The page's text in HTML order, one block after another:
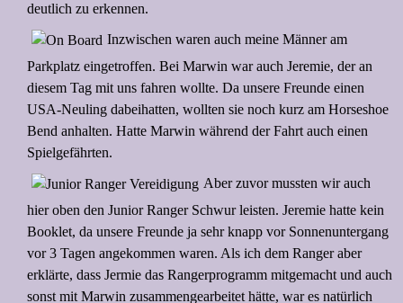
deutlich zu erkennen.
Inzwischen waren auch meine Männer am
Parkplatz eingetroffen. Bei Marwin war auch Jeremie, der an
diesem Tag mit uns fahren wollte. Da unsere Freunde einen
USA-Neuling dabeihatten, wollten sie noch kurz am Horseshoe
Bend anhalten. Hatte Marwin während der Fahrt auch einen
Spielgefährten.
Aber zuvor mussten wir auch
hier oben den Junior Ranger Schwur leisten. Jeremie hatte kein
Booklet, da unsere Freunde ja sehr knapp vor Sonnenuntergang
vor 3 Tagen angekommen waren. Als ich dem Ranger aber
erklärte, dass Jermie das Rangerprogramm mitgemacht und auch
sonst mit Marwin zusammengearbeitet hätte, war es natürlich